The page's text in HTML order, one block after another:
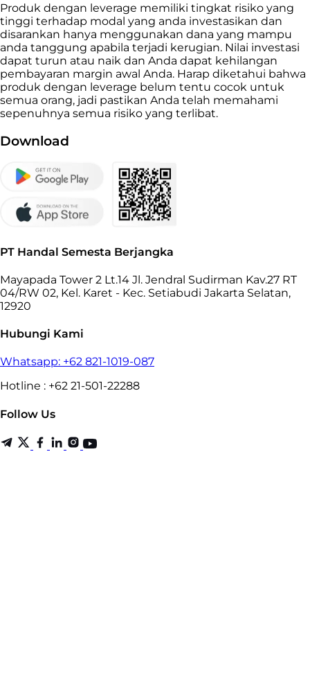
Produk dengan leverage memiliki tingkat risiko yang
tinggi terhadap modal yang anda investasikan dan
disarankan hanya menggunakan dana yang mampu
anda tanggung apabila terjadi kerugian. Nilai investasi
dapat turun atau naik dan Anda dapat kehilangan
pembayaran margin awal Anda. Harap diketahui bahwa
produk dengan leverage belum tentu cocok untuk
semua orang, jadi pastikan Anda telah memahami
sepenuhnya semua risiko yang terlibat.
Download
PT Handal Semesta Berjangka
Mayapada Tower 2 Lt.14 Jl. Jendral Sudirman Kav.27 RT
04/RW 02, Kel. Karet - Kec. Setiabudi Jakarta Selatan,
12920
Hubungi Kami
Whatsapp: +62 821-1019-087
Hotline : +62 21-501-22288
Follow Us